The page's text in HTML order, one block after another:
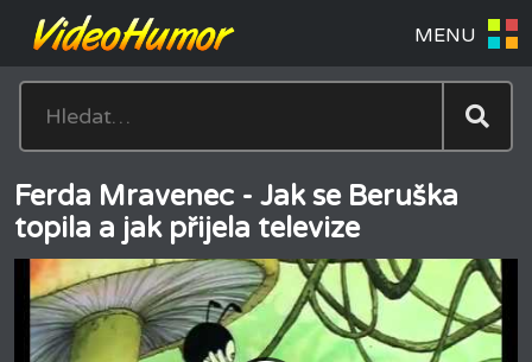
Ferda Mravenec - Jak se Beruška
topila a jak přijela televize